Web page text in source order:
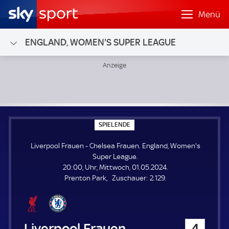
Menü
ENGLAND, WOMEN'S SUPER LEAGUE
SPIELENDE
P
E
E
N
E
Liverpool Frauen - Chelsea Frauen. England, Women's
Super League.
20:00, Uhr, Mittwoch, 01.05.2024.
Prenton Park
Zuschauer: Z
2.129.